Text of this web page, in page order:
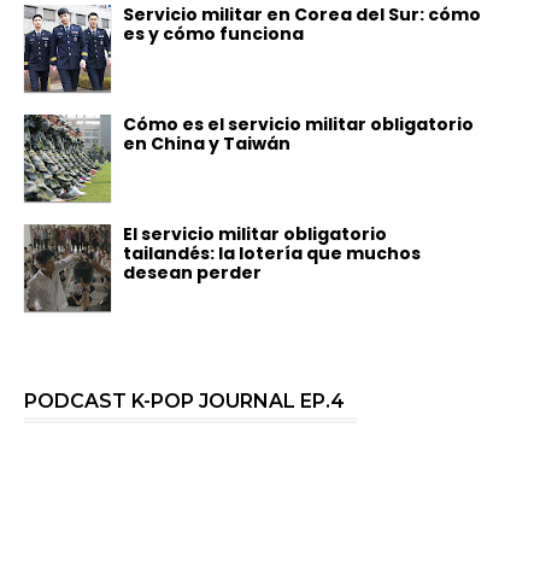
Servicio militar en Corea del Sur: cómo
es y cómo funciona
Cómo es el servicio militar obligatorio
en China y Taiwán
El servicio militar obligatorio
tailandés: la lotería que muchos
desean perder
PODCAST K-POP JOURNAL EP.4